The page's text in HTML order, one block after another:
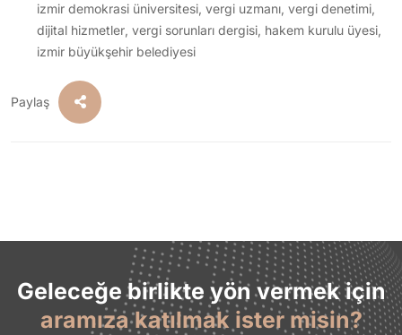
izmir demokrasi üniversitesi, vergi uzmanı, vergi denetimi,
dijital hizmetler, vergi sorunları dergisi, hakem kurulu üyesi,
izmir büyükşehir belediyesi
Paylaş
Geleceğe birlikte yön vermek için
aramıza katılmak ister misin?